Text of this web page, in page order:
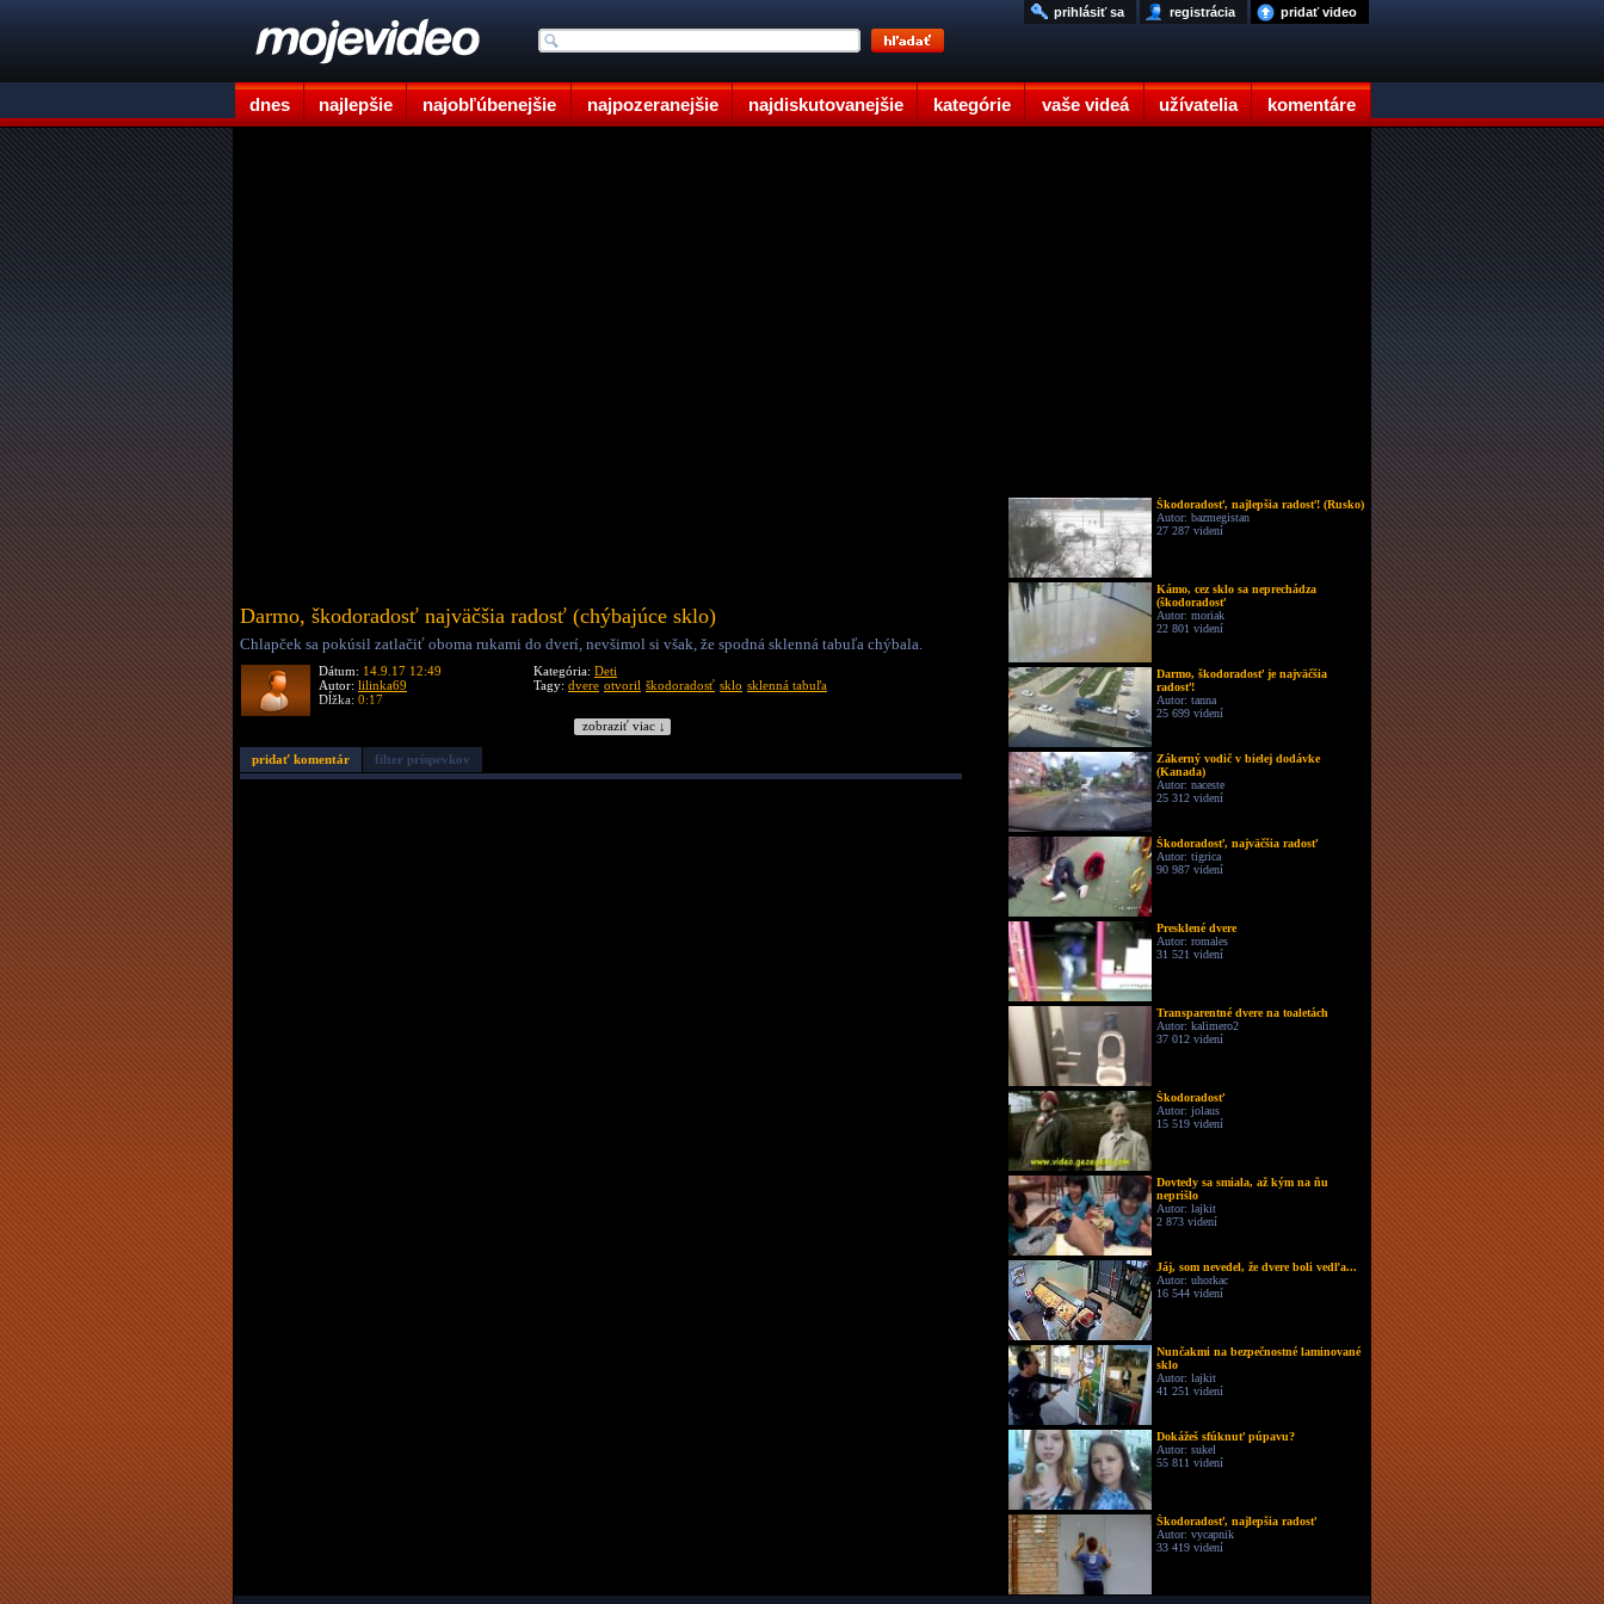
dnes najlepšie najobľúbenejšie najpozeranejšie najdiskutovanejšie kategórie vaše videá užívatelia komentáre
pridať video
registrácia
prihlásiť sa
Darmo, škodoradosť najväčšia radosť (chýbajúce sklo)
Chlapček sa pokúsil zatlačiť oboma rukami do dverí, nevšimol si však, že spodná sklenná tabuľa chýbala.
Dátum: 14.9.17 12:49
Autor: lilinka69
Dĺžka: 0:17
Kategória: Deti
Tagy: dvere otvoril škodoradosť sklo sklenná tabuľa
zobraziť viac ↓
pridať komentár filter príspevkov
Škodoradosť, najlepšia radosť! (Rusko)
Autor: bazmegistan
27 287 videní
Kámo, cez sklo sa neprechádza
(škodoradosť
Autor: moriak
22 801 videní
Darmo, škodoradosť je najväčšia
radosť!
Autor: tanna
25 699 videní
Zákerný vodič v bielej dodávke
(Kanada)
Autor: naceste
25 312 videní
Škodoradosť, najväčšia radosť
Autor: tigrica
90 987 videní
Presklené dvere
Autor: romales
31 521 videní
Transparentné dvere na toaletách
Autor: kalimero2
37 012 videní
Škodoradosť
Autor: jolaus
15 519 videní
Dovtedy sa smiala, až kým na ňu
neprišlo
Autor: lajkit
2 873 videní
Jáj, som nevedel, že dvere boli vedľa...
Autor: uhorkac
16 544 videní
Nunčakmi na bezpečnostné laminované
sklo
Autor: lajkit
41 251 videní
Dokážeš sfúknuť púpavu?
Autor: sukel
55 811 videní
Škodoradosť, najlepšia radosť
Autor: vycapnik
33 419 videní